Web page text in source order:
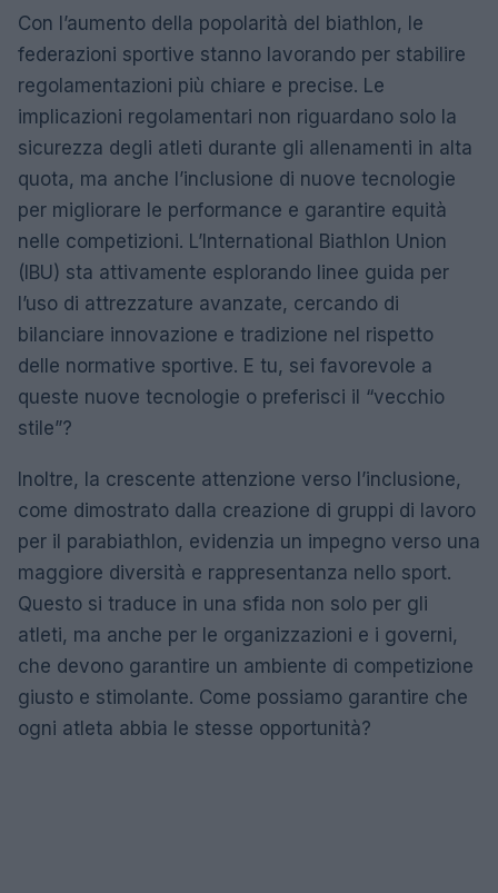
Con l’aumento della popolarità del biathlon, le
federazioni sportive stanno lavorando per stabilire
regolamentazioni più chiare e precise. Le
implicazioni regolamentari non riguardano solo la
sicurezza degli atleti durante gli allenamenti in alta
quota, ma anche l’inclusione di nuove tecnologie
per migliorare le performance e garantire equità
nelle competizioni. L’International Biathlon Union
(IBU) sta attivamente esplorando linee guida per
l’uso di attrezzature avanzate, cercando di
bilanciare innovazione e tradizione nel rispetto
delle normative sportive. E tu, sei favorevole a
queste nuove tecnologie o preferisci il “vecchio
stile”?
Inoltre, la crescente attenzione verso l’inclusione,
come dimostrato dalla creazione di gruppi di lavoro
per il parabiathlon, evidenzia un impegno verso una
maggiore diversità e rappresentanza nello sport.
Questo si traduce in una sfida non solo per gli
atleti, ma anche per le organizzazioni e i governi,
che devono garantire un ambiente di competizione
giusto e stimolante. Come possiamo garantire che
ogni atleta abbia le stesse opportunità?